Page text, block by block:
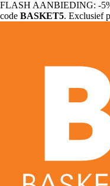
FLASH AANBIEDING: -5%
code BASKET5. Exclusief